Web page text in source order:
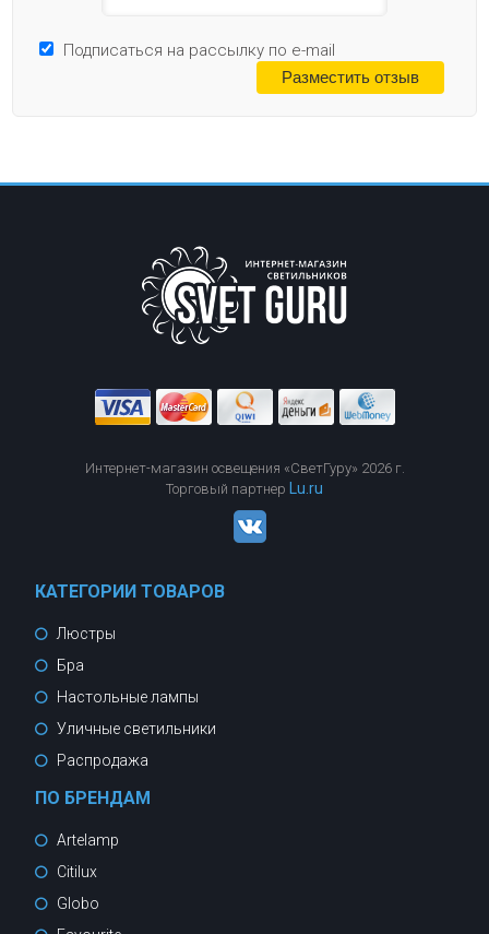
Подписаться на рассылку по e-mail
Интернет-магазин освещения «СветГуру» 2026 г.
Торговый партнер Lu.ru
КАТЕГОРИИ ТОВАРОВ
Люстры
Бра
Настольные лампы
Уличные светильники
Распродажа
ПО БРЕНДАМ
Artelamp
Citilux
Globo